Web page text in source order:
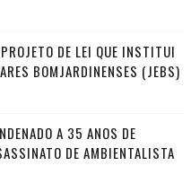
DE LEI QUE INSTITUI
BOMJARDINENSES (JEBS)
A 35 ANOS DE
DE AMBIENTALISTA